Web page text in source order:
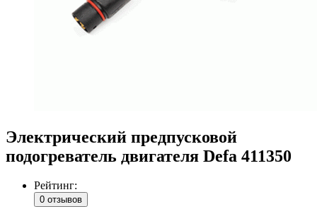
Электрический предпусковой
подогреватель двигателя Defa 411350
Рейтинг:
0 отзывов